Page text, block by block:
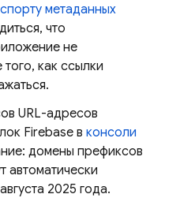
метаданных
что
не
как ссылки
URL-адресов
Firebase в консоли
домены префиксов
автоматически
2025 года.